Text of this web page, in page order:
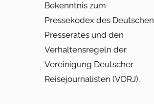
Bekenntnis zum
Pressekodex des Deutschen
Presserates und den
Verhaltensregeln der
Vereinigung Deutscher
Reisejournalisten (VDRJ).